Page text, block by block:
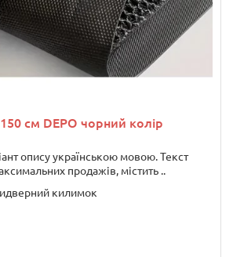
см DEPO чорний колір
опису українською мовою. Текст
продажів, містить ..
килимок